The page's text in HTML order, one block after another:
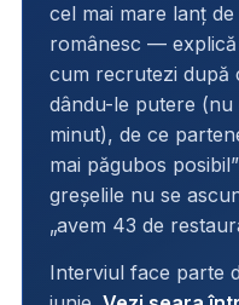
cel mai mare lanț
românesc —
cum recrutezi după
dându-le putere
minut), de ce
mai păgubos
greșelile nu se
„avem 43 de
Interviul face parte